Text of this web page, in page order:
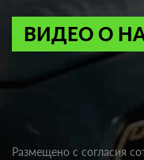
ВИДЕО О
Размещено с согласия